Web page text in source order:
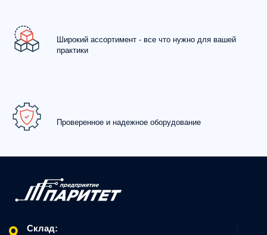
Широкий ассортимент - все что нужно для вашей
практики
Проверенное и надежное оборудование
Склад: